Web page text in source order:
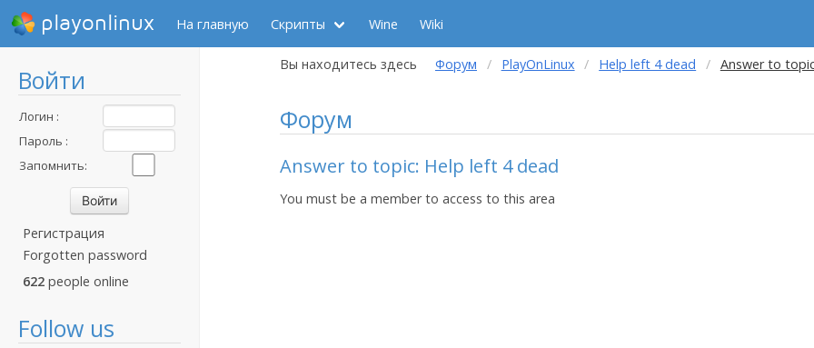
playonlinux На главную Скрипты Wine Wiki
Войти
Логин :
Пароль :
Запомнить:
Регистрация
Forgotten password
622 people online
Follow us
Вы находитесь здесь Форум PlayOnLinux Help left 4 dead Answer to
Форум
Answer to topic: Help left 4 dead
You must be a member to access to this area